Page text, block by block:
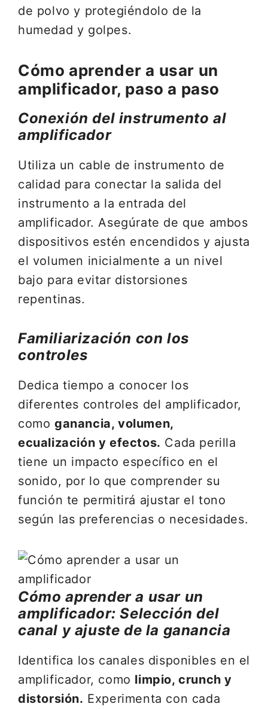
de polvo y protegiéndolo de la
humedad y golpes.
Cómo aprender a usar un
amplificador, paso a paso
Conexión del instrumento al
amplificador
Utiliza un cable de instrumento de
calidad para conectar la salida del
instrumento a la entrada del
amplificador. Asegúrate de que ambos
dispositivos estén encendidos y ajusta
el volumen inicialmente a un nivel
bajo para evitar distorsiones
repentinas.
Familiarización con los
controles
Dedica tiempo a conocer los
diferentes controles del amplificador,
como ganancia, volumen,
ecualización y efectos. Cada perilla
tiene un impacto específico en el
sonido, por lo que comprender su
función te permitirá ajustar el tono
según las preferencias o necesidades.
Cómo aprender a usar un
amplificador: Selección del
canal y ajuste de la ganancia
Identifica los canales disponibles en el
amplificador, como limpio, crunch y
distorsión. Experimenta con cada